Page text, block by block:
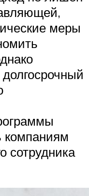
меры
компаниям
сотрудника